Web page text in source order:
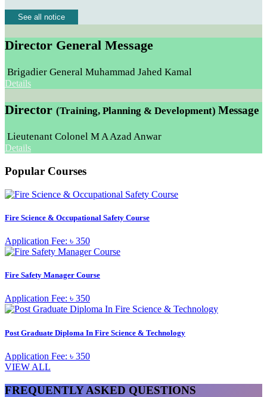
See all notice
Director General Message
Brigadier General Muhammad Jahed Kamal
Details
Director (Training, Planning & Development) Message
Lieutenant Colonel M A Azad Anwar
Details
Popular Courses
Fire Science & Occupational Safety Course
Application Fee: ৳ 350
Fire Safety Manager Course
Application Fee: ৳ 350
Post Graduate Diploma In Fire Science & Technology
Application Fee: ৳ 350
VIEW ALL
FREQUENTLY ASKED QUESTIONS